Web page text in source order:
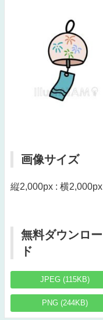
画像サイズ
縦2,000px : 横2,000px
無料ダウンロー
ド
JPEG (115KB)
PNG (244KB)